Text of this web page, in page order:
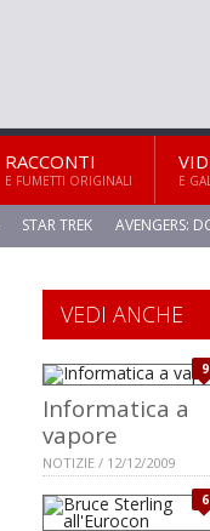
RACCONTI
E FUMETTI ORIGINALI E
STAR TREK AVENGERS:
VEDI ANCHE
9
Informatica a
vapore
NOTIZIE / 12/12/2009
6